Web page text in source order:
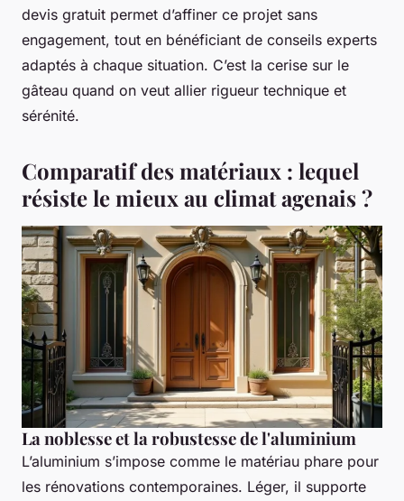
devis gratuit permet d’affiner ce projet sans
engagement, tout en bénéficiant de conseils experts
adaptés à chaque situation. C’est la cerise sur le
gâteau quand on veut allier rigueur technique et
sérénité.
Comparatif des matériaux : lequel
résiste le mieux au climat agenais ?
La noblesse et la robustesse de l'aluminium
L’aluminium s’impose comme le matériau phare pour
les rénovations contemporaines. Léger, il supporte